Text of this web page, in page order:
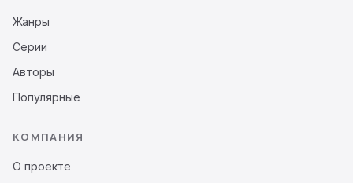
Жанры
Серии
Авторы
Популярные
КОМПАНИЯ
О проекте